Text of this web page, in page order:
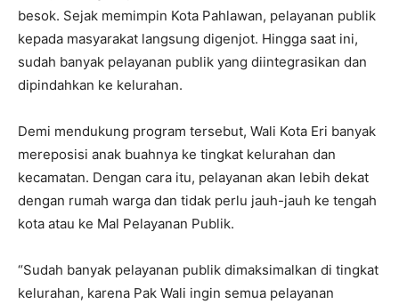
besok. Sejak memimpin Kota Pahlawan, pelayanan publik
kepada masyarakat langsung digenjot. Hingga saat ini,
sudah banyak pelayanan publik yang diintegrasikan dan
dipindahkan ke kelurahan.
Demi mendukung program tersebut, Wali Kota Eri banyak
mereposisi anak buahnya ke tingkat kelurahan dan
kecamatan. Dengan cara itu, pelayanan akan lebih dekat
dengan rumah warga dan tidak perlu jauh-jauh ke tengah
kota atau ke Mal Pelayanan Publik.
“Sudah banyak pelayanan publik dimaksimalkan di tingkat
kelurahan, karena Pak Wali ingin semua pelayanan